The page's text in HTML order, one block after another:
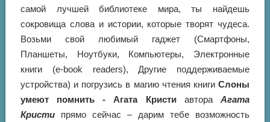
самой лучшей библиотеке мира, ты найдешь
сокровища слова и истории, которые творят чудеса.
Возьми свой любимый гаджет (Смартфоны,
Планшеты, Ноутбуки, Компьютеры, Электронные
книги (e-book readers), Другие поддерживаемые
устройства) и погрузись в магию чтения книги Слоны
умеют помнить - Агата Кристиавтора Агата
Кристи прямо сейчас – дарим тебе возможность